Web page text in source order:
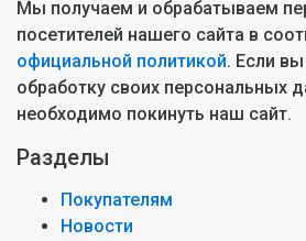
Мы получаем и обрабатываем
посетителей нашего сайта в
официальной политикой. Если
обработку своих персональных
необходимо покинуть наш сайт.
Разделы
Покупателям
Новости